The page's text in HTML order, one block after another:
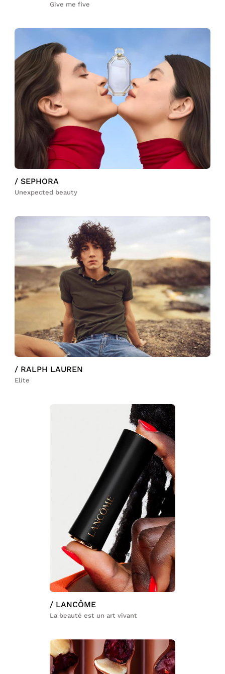
Give me five
/ SEPHORA
Unexpected beauty
/ RALPH LAUREN
Elite
/ LANCÔME
La beauté est un art vivant